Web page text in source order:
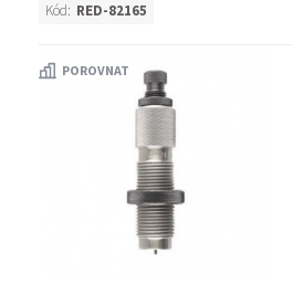
Kód: RED-82165
POROVNAT